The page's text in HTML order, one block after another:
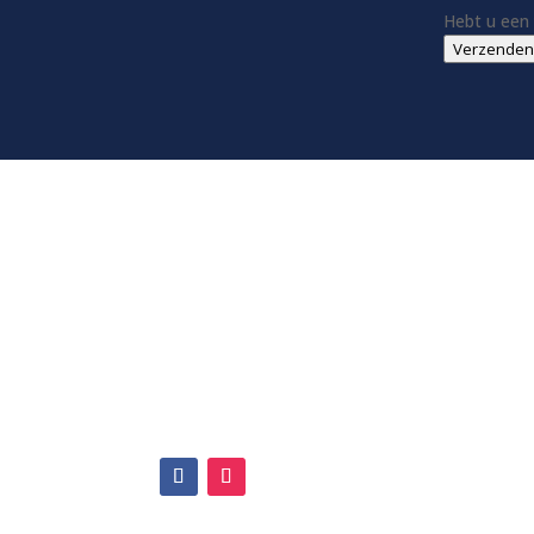
Hebt u
Verzenden